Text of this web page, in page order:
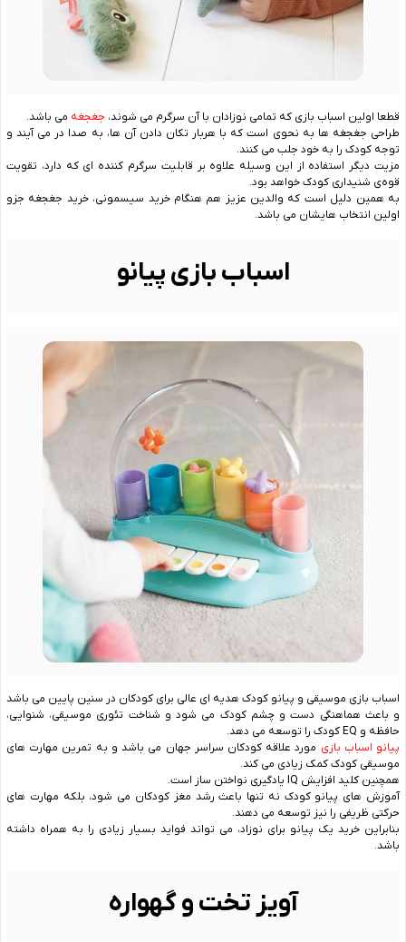
قطعا اولین اسباب بازی که تمامی نوزادان با آن سرگرم می شوند، جغجغه می باشد.
طراحی جغجغه ‌ها به نحوی است که با هربار تکان دادن آن ها، به صدا در می ‌آیند و
توجه کودک را به خود جلب می ‌کنند.
مزیت دیگر استفاده از این وسیله علاوه بر قابلیت سرگرم کننده ‌ای که دارد، تقویت
قوه‌ی شنیداری کودک خواهد بود.
به همین دلیل است که والدین عزیز هم هنگام خرید سیسمونی، خرید جغجغه جزو
اولین انتخاب‌ هایشان می‌ باشد.
اسباب بازی پیانو
اسباب بازی موسیقی و پیانو کودک هدیه ای عالی برای کودکان در سنین پایین می باشد
و باعث هماهنگی دست و چشم کودک می شود و شناخت تئوری موسیقی، شنوایی،
حافظه و EQ کودک را توسعه می دهد.
پیانو اسباب ‌بازی مورد علاقه کودکان سراسر جهان می باشد و به تمرین مهارت‌ های
موسیقی کودک کمک زیادی می ‌کند.
همچنین کلید افزایش IQ یادگیری نواختن ساز است.
آموزش های پیانو کودک نه تنها باعث رشد مغز کودکان می شود، بلکه مهارت های
حرکتی ظریفی را نیز توسعه می دهند.
بنابراین خرید یک پیانو برای نوزاد، می تواند فواید بسیار زیادی را به همراه داشته
باشد.
آویز تخت و گهواره